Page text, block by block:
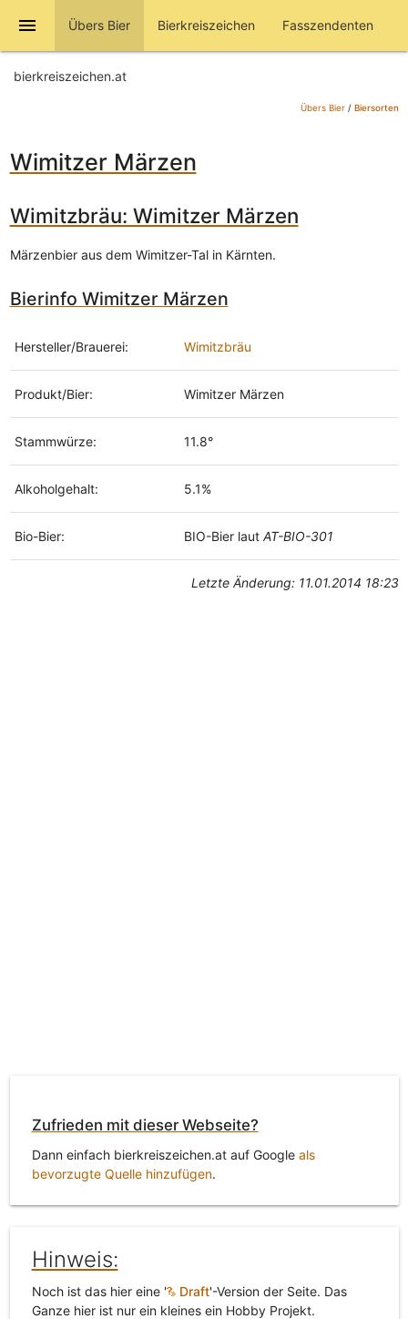
menu Übers Bier Bierkreiszeichen Fasszendenten
bierkreiszeichen.at
Übers Bier/ Biersorten
Wimitzer Märzen
Wimitzbräu: Wimitzer Märzen
Märzenbier aus dem Wimitzer-Tal in Kärnten.
Bierinfo Wimitzer Märzen
Hersteller/Brauerei: Wimitzbräu
Produkt/Bier: Wimitzer Märzen
Stammwürze: 11.8°
Alkoholgehalt: 5.1%
Bio-Bier: BIO-Bier laut AT-BIO-301
Letzte Änderung: 11.01.2014 18:23
Zufrieden mit dieser Webseite?
Dann einfach bierkreiszeichen.at auf Google als
bevorzugte Quelle hinzufügen.
Hinweis:
Noch ist das hier eine ' Draft'-Version der Seite. Das
Ganze hier ist nur ein kleines ein Hobby Projekt.